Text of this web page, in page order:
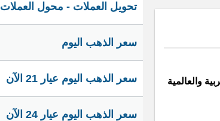
والعالمية
تحويل العملات - محول العملات
سعر الذهب اليوم
سعر الذهب اليوم عيار 21 الآن
سعر الذهب اليوم عيار 24 الآن